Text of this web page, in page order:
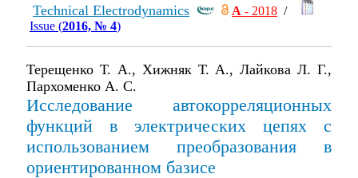
Technical Electrodynamics А - 2018 /
Issue (2016, № 4)
Терещенко Т. А., Хижняк Т. А., Лайкова Л. Г.,
Пархоменко А. С.
Исследование автокорреляционных
функций в электрических цепях с
использованием преобразования в
ориентированном базисе